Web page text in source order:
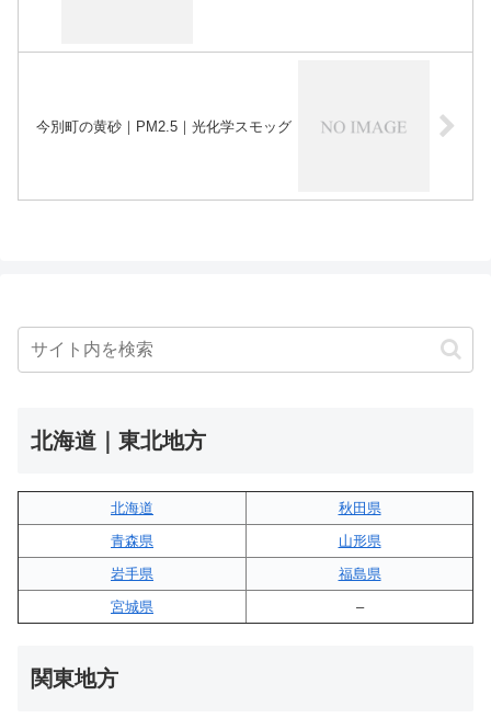
今別町の黄砂｜PM2.5｜光化学スモッグ
北海道｜東北地方
北海道
秋田県
青森県
山形県
岩手県
福島県
宮城県
–
関東地方